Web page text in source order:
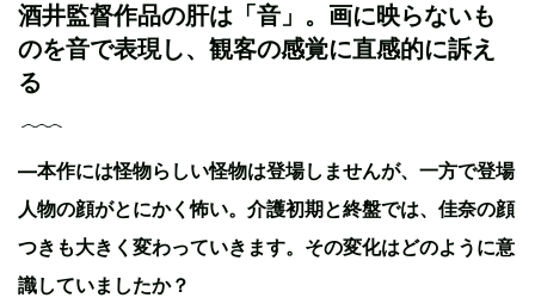
酒井監督作品の肝は「音」。画に映らないも
のを音で表現し、観客の感覚に直感的に訴え
る
—本作には怪物らしい怪物は登場しませんが、一方で登場
人物の顔がとにかく怖い。介護初期と終盤では、佳奈の顔
つきも大きく変わっていきます。その変化はどのように意
識していましたか？